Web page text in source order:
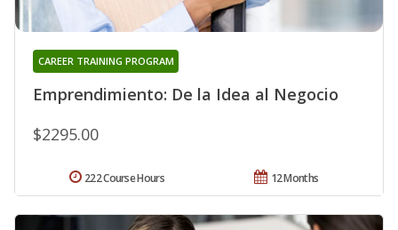
Emprendimiento: De la Idea al Negocio
CAREER TRAINING PROGRAM
$2295.00
12 Months
222 Course Hours